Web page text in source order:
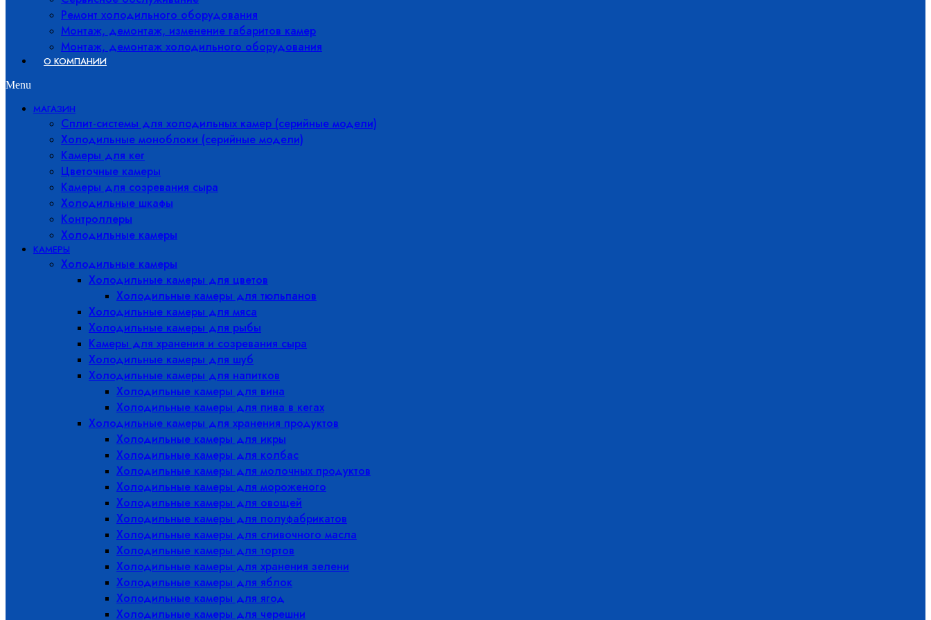
Ремонт холодильного оборудования
Монтаж, демонтаж, изменение габаритов камер
Монтаж, демонтаж холодильного оборудования
О КОМПАНИИ
Menu
МАГАЗИН
Сплит-системы для холодильных камер (серийные модели)
Холодильные моноблоки (серийные модели)
Камеры для кег
Цветочные камеры
Камеры для созревания сыра
Холодильные шкафы
Контроллеры
Холодильные камеры
КАМЕРЫ
Холодильные камеры
Холодильные камеры для цветов
Холодильные камеры для тюльпанов
Холодильные камеры для мяса
Холодильные камеры для рыбы
Камеры для хранения и созревания сыра
Холодильные камеры для шуб
Холодильные камеры для напитков
Холодильные камеры для вина
Холодильные камеры для пива в кегах
Холодильные камеры для хранения продуктов
Холодильные камеры для икры
Холодильные камеры для колбас
Холодильные камеры для молочных продуктов
Холодильные камеры для мороженого
Холодильные камеры для овощей
Холодильные камеры для полуфабрикатов
Холодильные камеры для сливочного масла
Холодильные камеры для тортов
Холодильные камеры для хранения зелени
Холодильные камеры для яблок
Холодильные камеры для ягод
Холодильные камеры для черешни